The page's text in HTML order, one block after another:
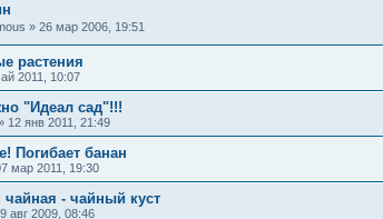
» 26 мар 2006, 19:51
растения
2011, 10:07
"Идеал сад"!!!
12 янв 2011, 21:49
Погибает банан
мар 2011, 19:30
чайная - чайный куст
авг 2009, 08:46